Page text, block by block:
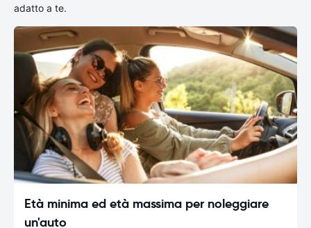
adatto a te.
Età minima ed età massima per noleggiare
un'auto